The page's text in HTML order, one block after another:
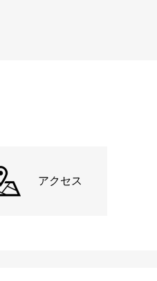
アクセス